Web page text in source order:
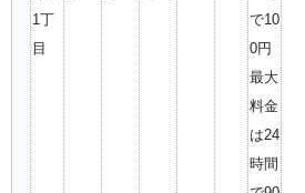
1丁
目
で10
0円
最大
料金
は24
時間